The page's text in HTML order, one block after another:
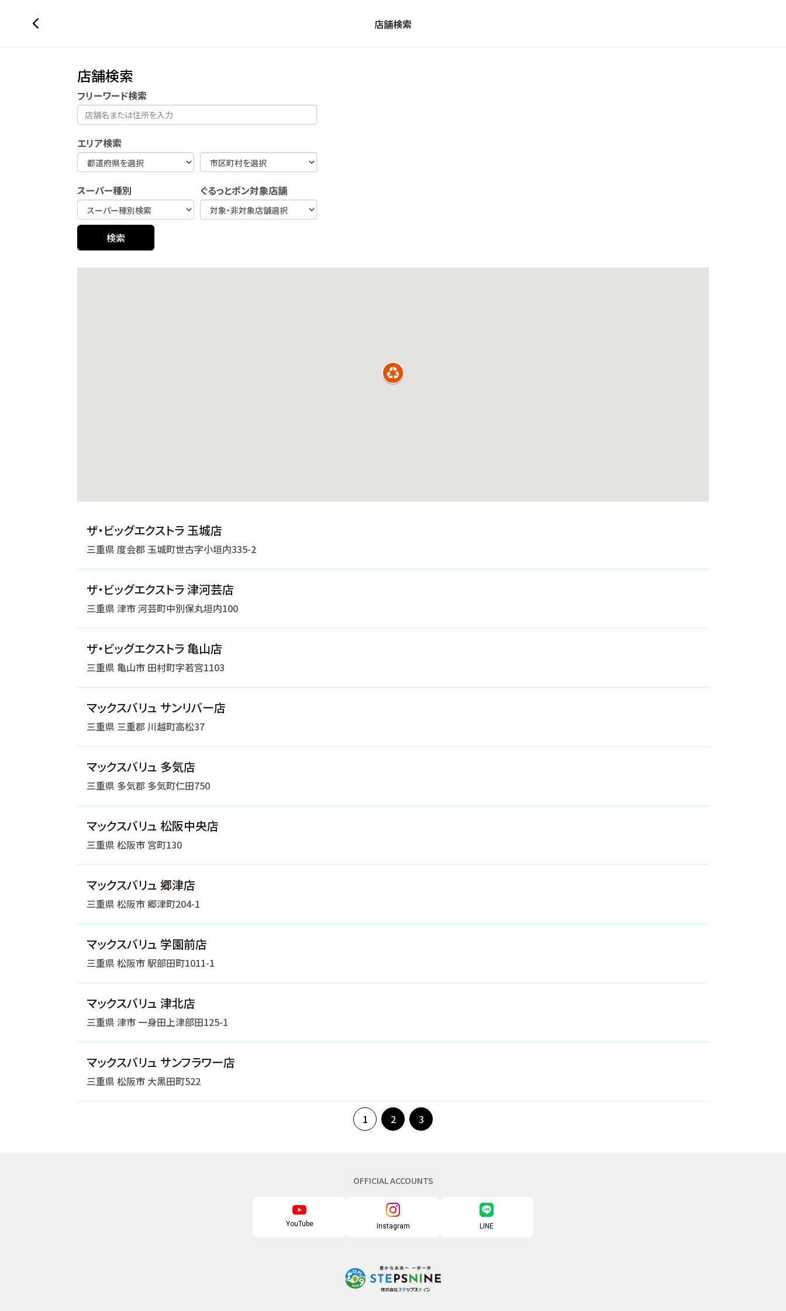
店舗検索
店舗検索
フリーワード検索
エリア検索
スーパー種別 ぐるっとポン対象店舗
検索
ザ・ビッグエクストラ 玉城店
三重県 度会郡 玉城町世古字小垣内335-2
ザ・ビッグエクストラ 津河芸店
三重県 津市 河芸町中別保丸垣内100
ザ・ビッグエクストラ 亀山店
三重県 亀山市 田村町字若宮1103
マックスバリュ サンリバー店
三重県 三重郡 川越町高松37
マックスバリュ 多気店
三重県 多気郡 多気町仁田750
マックスバリュ 松阪中央店
三重県 松阪市 宮町130
マックスバリュ 郷津店
三重県 松阪市 郷津町204-1
マックスバリュ 学園前店
三重県 松阪市 駅部田町1011-1
マックスバリュ 津北店
三重県 津市 一身田上津部田125-1
マックスバリュ サンフラワー店
三重県 松阪市 大黒田町522
1 2 3
OFFICIAL ACCOUNTS
YouTube Instagram LINE